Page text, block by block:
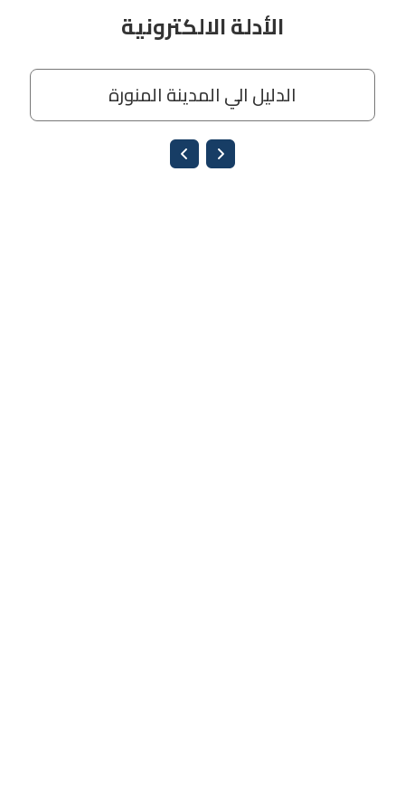
الأدلة الالكترونية
الدليل الي المدينة المنورة